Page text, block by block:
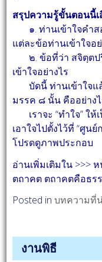
สรุปความรู้ขั้นตอนนี้
๑. ท่านเข้าใจคำส
แต่ละข้อท่านเข้าใจอ
๒. ข้อที่ว่า สจิตฺตป
เข้าใจอย่างไร
บัดนี้ ท่านเข้าใจแ
มรรค ๘ นั้น คืออย่าง
เราจะ “ทำใจ” ให้
เอาใจไปตั้งไว้ที่ “ศูน
โปรดดูภาพประกอบ
อ่านเพิ่มเติมใน >>>
ตถาคต ตถาคตคือธร
Posted inบทความที่
งานพิธี